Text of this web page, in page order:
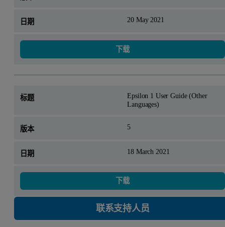
20 May 2021
下载
Epsilon 1 User Guide (Other
Languages)
5
18 March 2021
下载
联系支持人员